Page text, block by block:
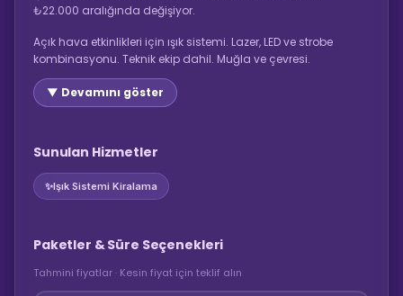
₺22.000 aralığında değişiyor.
Açık hava etkinlikleri için ışık sistemi. Lazer, LED ve strobe
kombinasyonu. Teknik ekip dahil. Muğla ve çevresi.
▼ Devamını göster
Sunulan Hizmetler
✨Işık Sistemi Kiralama
Paketler & Süre Seçenekleri
Tahmini fiyatlar · Kesin fiyat için teklif alın